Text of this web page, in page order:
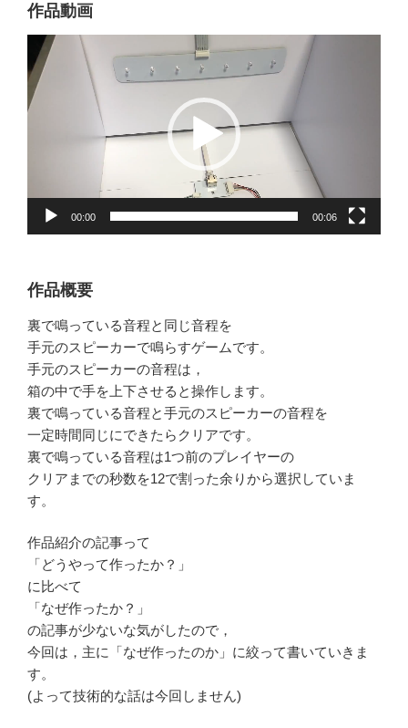
作品動画
画
プ
レ
00:00 00:06
作品概要
裏で鳴っている音程と同じ音程を
手元のスピーカーで鳴らすゲームです。
手元のスピーカーの音程は，
箱の中で手を上下させると操作します。
裏で鳴っている音程と手元のスピーカーの音程を
一定時間同じにできたらクリアです。
裏で鳴っている音程は1つ前のプレイヤーの
クリアまでの秒数を12で割った余りから選択していま
す。
作品紹介の記事って
「どうやって作ったか？」
に比べて
「なぜ作ったか？」
の記事が少ないな気がしたので，
今回は，主に「なぜ作ったのか」に絞って書いていきま
す。
(よって技術的な話は今回しません)